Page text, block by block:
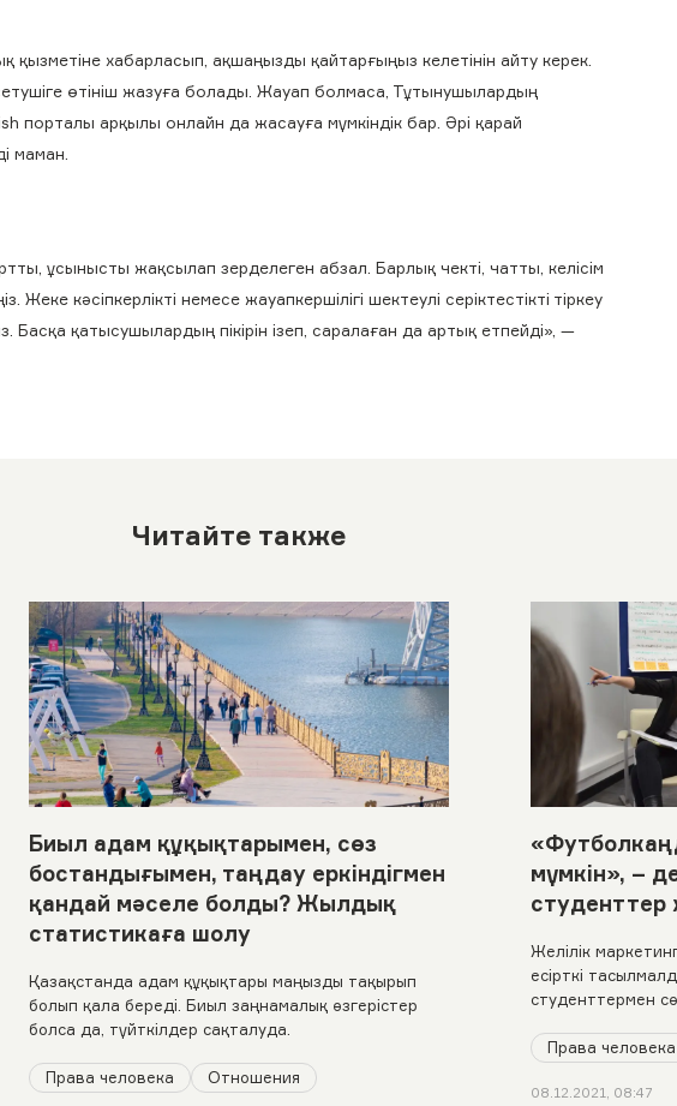
хабарласып, ақшаңызды қайтарғыңыз келетінін айту керек.
өтініш жазуға болады. Жауап болмаса, Тұтынушылардың
порталы арқылы онлайн да жасауға мүмкіндік бар. Әрі қарай
маман.
ұсынысты жақсылап зерделеген абзал. Барлық чекті, чатты, келісім
кәсіпкерлікті немесе жауапкершілігі шектеулі серіктестікті тіркеу
қатысушылардың пікірін ізеп, саралаған да артық етпейді», —
Читайте также
Биыл адам құқықтарымен, сөз
бостандығымен, таңдау еркіндігмен
қандай мәселе болды? Жылдық
статистикаға шолу
Қазақстанда адам құқықтары маңызды тақырып
болып қала береді. Биыл заңнамалық өзгерістер
болса да, түйткілдер сақталуда.
Права человека Отношения
мүмкін», –
студенттер
Желілік
есірткі
студенттермен
Права человека
08.12.2021, 08:47